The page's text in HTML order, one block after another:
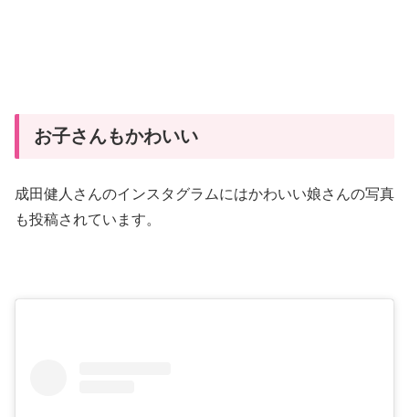
お子さんもかわいい
成田健人さんのインスタグラムにはかわいい娘さんの写真
も投稿されています。